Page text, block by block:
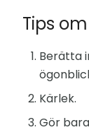
Tips
Berätta
Kärlek.
Gör